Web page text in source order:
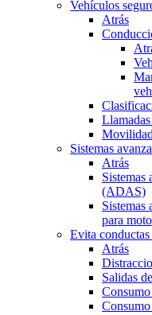
Vehículos
Atrás
Sistemas
Atrás
Sistemas
(ADAS)
Sistemas
para
Evita
Atrás
Salidas